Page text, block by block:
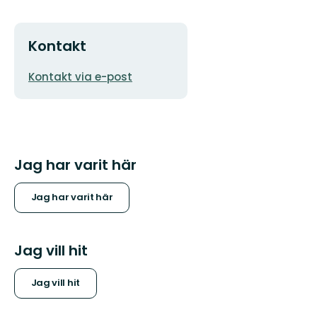
Kontakt
E-
Kontakt via e-post
Jag har varit här
Jag har varit här
Jag vill hit
Jag vill hit